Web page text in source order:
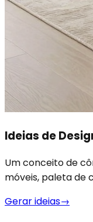
Ideias de
Um conceito de
móveis, paleta de
Gerar ideias→